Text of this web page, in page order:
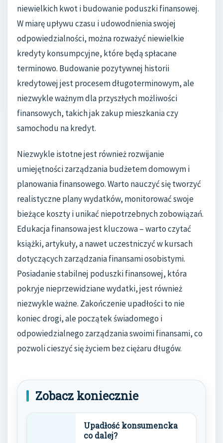
niewielkich kwot i budowanie poduszki finansowej.
W miarę upływu czasu i udowodnienia swojej
odpowiedzialności, można rozważyć niewielkie
kredyty konsumpcyjne, które będą spłacane
terminowo. Budowanie pozytywnej historii
kredytowej jest procesem długoterminowym, ale
niezwykle ważnym dla przyszłych możliwości
finansowych, takich jak zakup mieszkania czy
samochodu na kredyt.
Niezwykle istotne jest również rozwijanie
umiejętności zarządzania budżetem domowym i
planowania finansowego. Warto nauczyć się tworzyć
realistyczne plany wydatków, monitorować swoje
bieżące koszty i unikać niepotrzebnych zobowiązań.
Edukacja finansowa jest kluczowa – warto czytać
książki, artykuły, a nawet uczestniczyć w kursach
dotyczących zarządzania finansami osobistymi.
Posiadanie stabilnej poduszki finansowej, która
pokryje nieprzewidziane wydatki, jest również
niezwykle ważne. Zakończenie upadłości to nie
koniec drogi, ale początek świadomego i
odpowiedzialnego zarządzania swoimi finansami, co
pozwoli cieszyć się życiem bez ciężaru długów.
Zobacz koniecznie
Upadłość konsumencka
co dalej?